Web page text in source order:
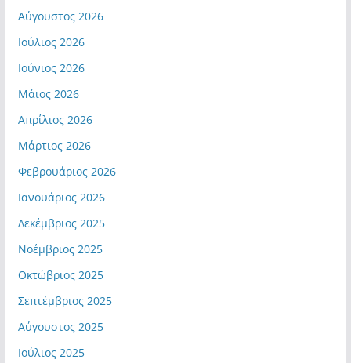
Αύγουστος 2026
Ιούλιος 2026
Ιούνιος 2026
Μάιος 2026
Απρίλιος 2026
Μάρτιος 2026
Φεβρουάριος 2026
Ιανουάριος 2026
Δεκέμβριος 2025
Νοέμβριος 2025
Οκτώβριος 2025
Σεπτέμβριος 2025
Αύγουστος 2025
Ιούλιος 2025